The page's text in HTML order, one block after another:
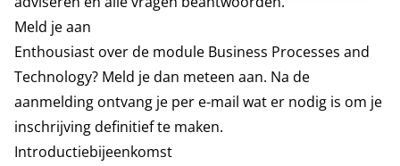
Meld je aan
Enthousiast over de module Business Processes and
Technology? Meld je dan meteen aan. Na de
aanmelding ontvang je per e-mail wat er nodig is om je
inschrijving definitief te maken.
Introductiebijeenkomst